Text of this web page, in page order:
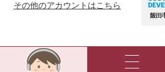
その他のアカウントはこちら